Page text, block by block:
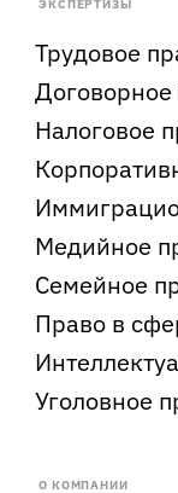
ЭКСПЕРТИЗЫ
Трудовое
Договорное
Налоговое
Медийное
Семейное
Право в
Уголовное
О КОМПАНИИ